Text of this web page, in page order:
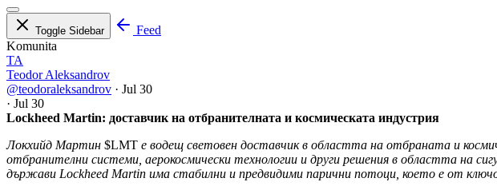
Toggle Sidebar
Feed
Komunita
TA
Teodor Aleksandrov
@teodoraleksandrov · Jul 30
· Jul 30
Lockheed Martin: доставчик на отбранителната и космическата индустрия
Локхийд Мартин $LMT е водещ световен доставчик в областта на отбраната и
отбранителни системи, аерокосмически технологии и други решения в областта на
държави Lockheed Martin има стабилни и предвидими парични потоци, което е от